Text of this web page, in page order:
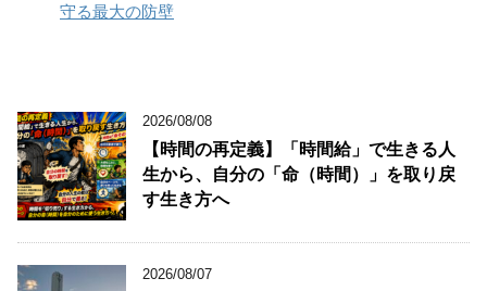
守る最大の防壁
2026/08/08
【時間の再定義】「時間給」で生きる人
生から、自分の「命（時間）」を取り戻
す生き方へ
2026/08/07